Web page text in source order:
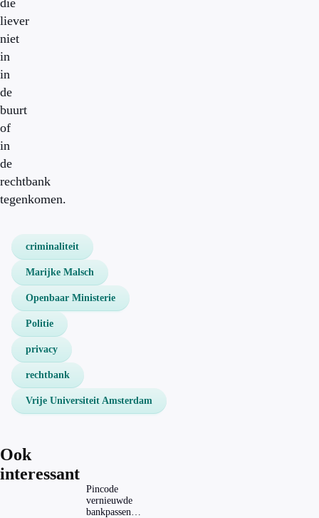
die
liever
niet
in
in
de
buurt
of
in
de
rechtbank
tegenkomen.
criminaliteit
Marijke Malsch
Openbaar Ministerie
Politie
privacy
rechtbank
Vrije Universiteit Amsterdam
Ook
interessant
Pincode
vernieuwde
bankpassen